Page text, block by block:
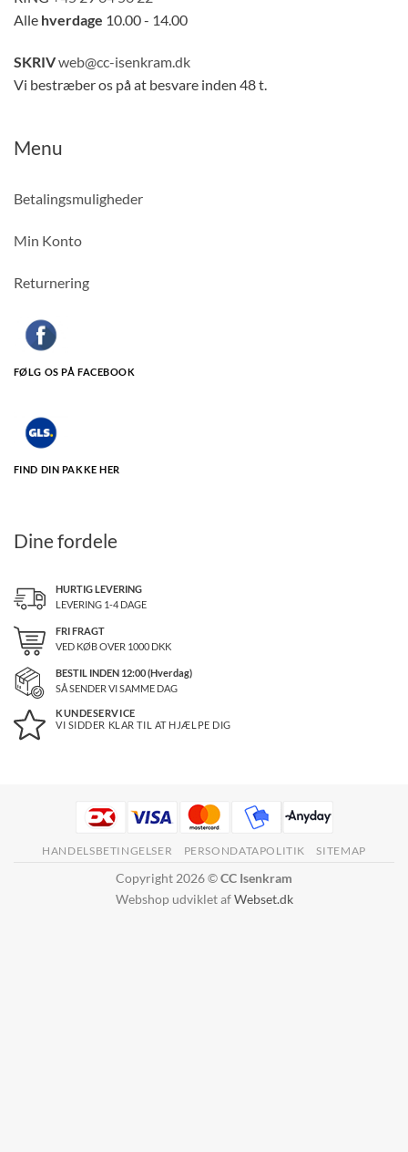
Alle hverdage 10.00 - 14.00
SKRIVweb@cc-isenkram.dk
Vi bestræber os på at besvare inden 48 t.
Menu
Betalingsmuligheder
Min Konto
Returnering
FØLG OS PÅ FACEBOOK
FIND DIN PAKKE HER
Dine fordele
HURTIG LEVERING
LEVERING 1-4 DAGE
FRI FRAGT
VED KØB OVER 1000DKK
BESTIL INDEN 12:00 (Hverdag)
SÅ SENDER VI SAMME DAG
KUNDESERVICE
VI SIDDER KLAR TIL AT HJÆLPE DIG
HANDELSBETINGELSER PERSONDATAPOLITIK SITEMAP
Copyright 2026 ©CC Isenkram
Webshop udviklet afWebset.dk